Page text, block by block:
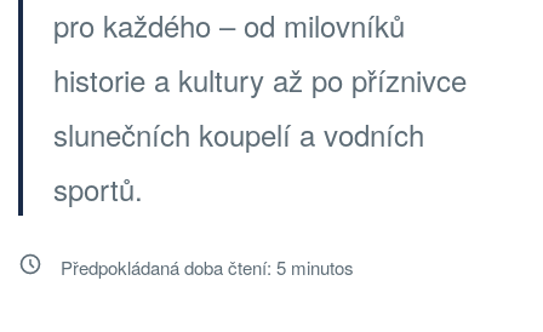
pro každého – od milovníků
historie a kultury až po příznivce
slunečních koupelí a vodních
sportů.
Předpokládaná doba čtení: 5 minutos